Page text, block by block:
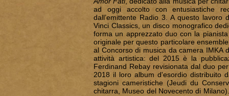
ad oggi accolto con entusiastiche
dall’emittente Radio 3. A questo
Vinci Classics, un disco monografico
forma un apprezzato duo con la
originale per questo particolare
al Concorso di musica da camera IMKA
attività artistica: del 2015 è la
Ferdinand Rebay revisionata dal duo
2018 il loro album d'esordio distribuito
stagioni cameristiche (Jeudi du
chitarra, Museo del Novecento di